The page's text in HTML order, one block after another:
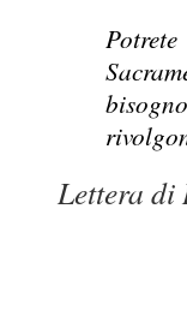
Lettera di